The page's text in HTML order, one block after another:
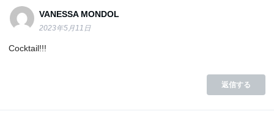
VANESSA MONDOL
2023年5月11日
Cocktail!!!
返信する